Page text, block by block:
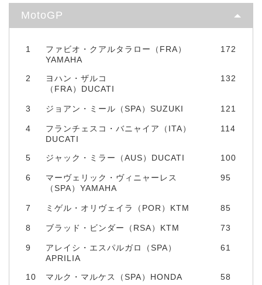
MotoGP
1
ファビオ・クアルタラロー（FRA）
YAMAHA
172
2
ヨハン・ザルコ
（FRA）DUCATI
132
3 ジョアン・ミール（SPA）SUZUKI 121
4
フランチェスコ・バニャイア（ITA）
DUCATI
114
5 ジャック・ミラー（AUS）DUCATI 100
6
マーヴェリック・ヴィニャーレス
（SPA）YAMAHA
95
7 ミゲル・オリヴェイラ（POR）KTM 85
8 ブラッド・ビンダー（RSA）KTM 73
9
アレイシ・エスパルガロ（SPA）
APRILIA
61
10 マルク・マルケス（SPA）HONDA 58